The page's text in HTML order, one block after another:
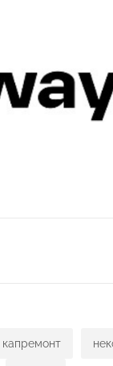
капремонт